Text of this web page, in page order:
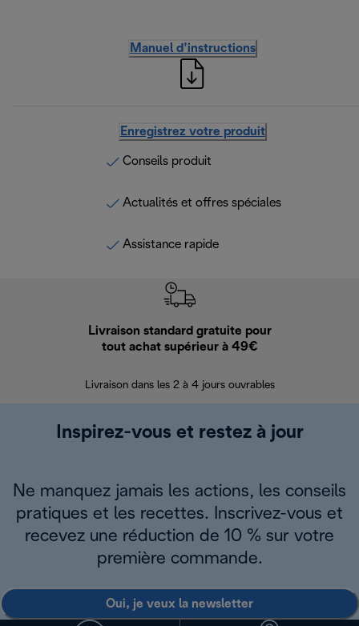
Manuel d’instructions
Enregistrez votre produit
Conseils produit
Actualités et offres spéciales
Assistance rapide
Livraison standard gratuite pour
tout achat supérieur à 49€
Livraison dans les 2 à 4 jours ouvrables
Inspirez-vous et restez à jour
Ne manquez jamais les actions, les conseils
pratiques et les recettes. Inscrivez-vous et
recevez une réduction de 10 % sur votre
première commande.
Oui, je veux la newsletter